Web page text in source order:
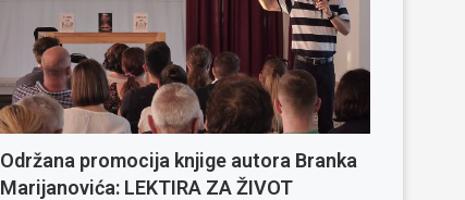
Održana promocija knjige autora Branka
Marijanovića: LEKTIRA ZA ŽIVOT